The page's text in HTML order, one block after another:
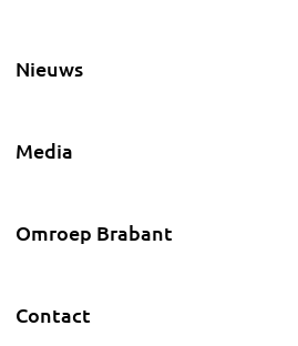
Nieuws
Media
Omroep Brabant
Contact